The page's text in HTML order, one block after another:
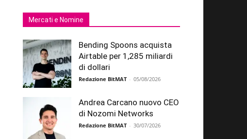
Mercati e Nomine
Bending Spoons acquista
Airtable per 1,285 miliardi
di dollari
Redazione BitMAT - 05/08/2026
Andrea Carcano nuovo CEO
di Nozomi Networks
Redazione BitMAT - 30/07/2026